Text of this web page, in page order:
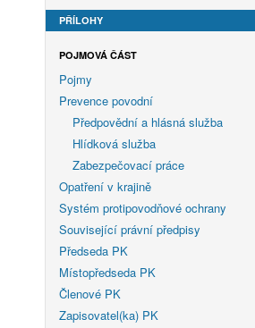
PŘÍLOHY
POJMOVÁ ČÁST
Pojmy
Prevence povodní
Předpovědní a hlásná služba
Hlídková služba
Zabezpečovací práce
Opatření v krajině
Systém protipovodňové ochrany
Související právní předpisy
Předseda PK
Místopředseda PK
Členové PK
Zapisovatel(ka) PK